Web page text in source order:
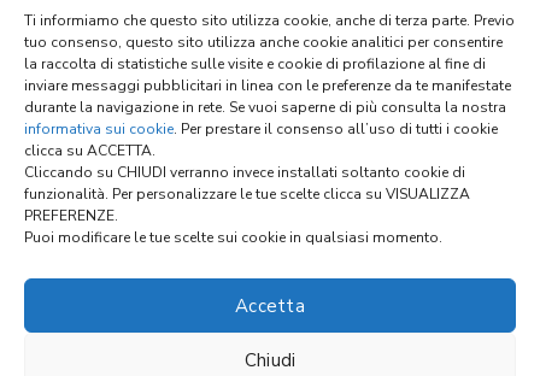
Ti informiamo che questo sito utilizza cookie, anche di terza parte. Previo
tuo consenso, questo sito utilizza anche cookie analitici per consentire
la raccolta di statistiche sulle visite e cookie di profilazione al fine di
inviare messaggi pubblicitari in linea con le preferenze da te manifestate
durante la navigazione in rete. Se vuoi saperne di più consulta la nostra
informativa sui cookie. Per prestare il consenso all’uso di tutti i cookie
clicca su ACCETTA.
Cliccando su CHIUDI verranno invece installati soltanto cookie di
funzionalità. Per personalizzare le tue scelte clicca su VISUALIZZA
PREFERENZE.
Puoi modificare le tue scelte sui cookie in qualsiasi momento.
Accetta
Chiudi
Linéaires
Ecrans X-Y
Tableau des Matériaux
Conditions Générales de Vente
Links: